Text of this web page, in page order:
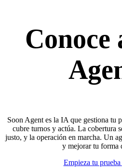
Conoce
Soon Agent es la IA que gestiona tu
cubre turnos y actúa. La cobertura
justo, y la operación en marcha. Un
y mejorar tu forma
Empieza tu